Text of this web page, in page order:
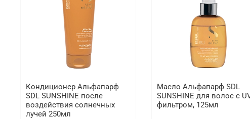
Кондиционер Альфапарф
SDL SUNSHINE после
воздействия солнечных
лучей 250мл
Масло Альфапарф SDL
SUNSHINE для волос с
фильтром, 125мл